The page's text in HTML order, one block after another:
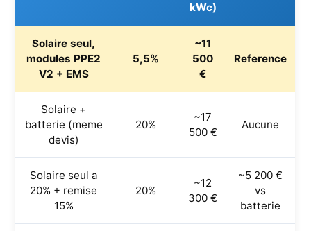
kWc)
Solaire seul,
modules PPE2
V2 + EMS
5,5%
~11
500
€
Reference
Solaire +
batterie (meme
devis)
20%
~17
500 €
Aucune
Solaire seul a
20% + remise
15%
20%
~12
300 €
~5 200 €
vs
batterie